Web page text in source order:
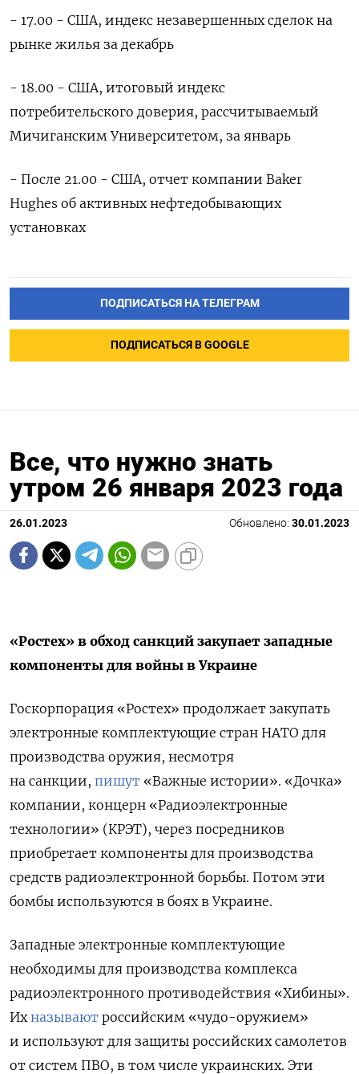
- 17.00 - США, индекс незавершенных сделок на
рынке жилья за декабрь
- 18.00 - США, итоговый индекс
потребительского доверия, рассчитываемый
Мичиганским Университетом, за январь
- После 21.00 - США, отчет компании Baker
Hughes об активных нефтедобывающих
установках
ПОДПИСАТЬСЯ НА ТЕЛЕГРАМ
ПОДПИСАТЬСЯ В GOOGLE
Все, что нужно знать
утром 26 января 2023 года
26.01.2023 Обновлено: 30.01.2023
«Ростех» в обход санкций закупает западные
компоненты для войны в Украине
Госкорпорация «Ростех» продолжает закупать
электронные комплектующие стран НАТО для
производства оружия, несмотря
на санкции, пишут «Важные истории». «Дочка»
компании, концерн «Радиоэлектронные
технологии» (КРЭТ), через посредников
приобретает компоненты для производства
средств радиоэлектронной борьбы. Потом эти
бомбы используются в боях в Украине.
Западные электронные комплектующие
необходимы для производства комплекса
радиоэлектронного противодействия «Хибины».
Ихназывают российским «чудо-оружием»
и используют для защиты российских самолетов
от систем ПВО, в том числе украинских. Эти